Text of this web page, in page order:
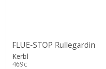
FLUE-STOP Rullegardin
Kerbl
469c